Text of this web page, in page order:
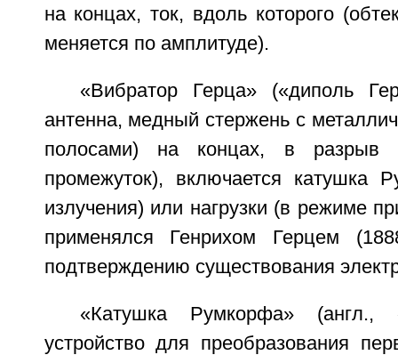
на концах, ток, вдоль которого
меняется по амплитуде).
«Вибратор Герца» («диполь
антенна, медный стержень с
полосами) на концах, в разрыв
промежуток), включается катушка
излучения) или нагрузки (в режиме
применялся Генрихом Герцем
подтверждению существования
«Катушка Румкорфа»
устройство для преобразования